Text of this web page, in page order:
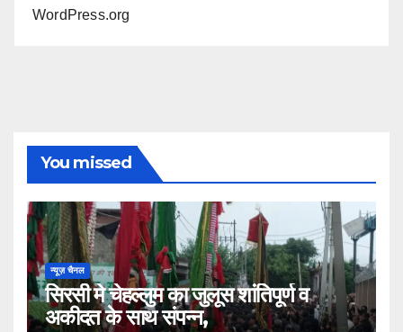
WordPress.org
You missed
न्यूज़ चैनल
सिरसी मे चेहल्लुम का जुलूस शांतिपूर्ण व
अकीदत के साथ संपन्न,